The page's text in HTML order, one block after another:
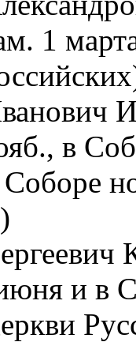
1
в
и в